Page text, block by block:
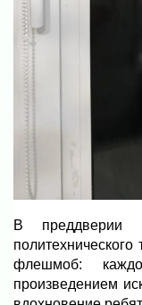
В преддверии
флешмоб:
произведением